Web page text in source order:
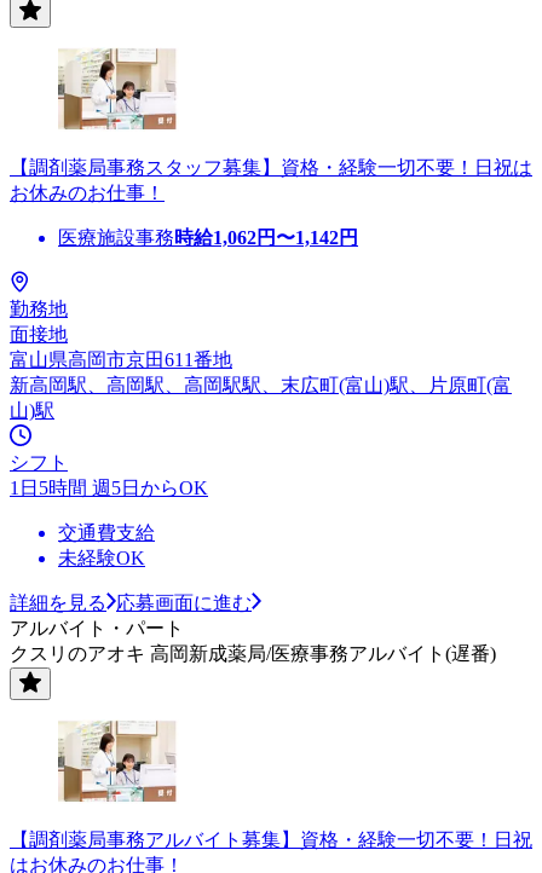
【調剤薬局事務スタッフ募集】資格・経験一切不要！日祝は
お休みのお仕事！
医療施設事務時給1,062円〜1,142円
勤務地
面接地
富山県高岡市京田611番地
新高岡駅、高岡駅、高岡駅駅、末広町(富山)駅、片原町(富
山)駅
シフト
1日5時間 週5日からOK
交通費支給
未経験OK
詳細を見る
応募画面に進む
アルバイト・パート
クスリのアオキ 高岡新成薬局/医療事務アルバイト(遅番)
【調剤薬局事務アルバイト募集】資格・経験一切不要！日祝
はお休みのお仕事！